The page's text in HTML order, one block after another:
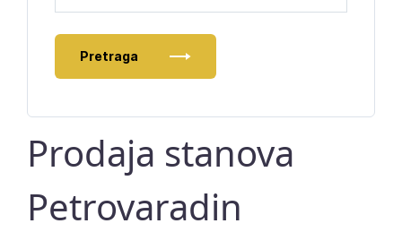
Pretraga
Prodaja stanova
Petrovaradin